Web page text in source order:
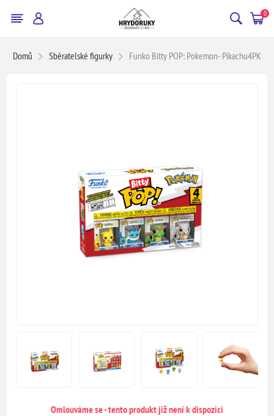
0
Domů Sběratelské figurky Funko Bitty POP: Pokemon- Pikachu4PK
Omlouváme se - tento produkt již není k dispozici